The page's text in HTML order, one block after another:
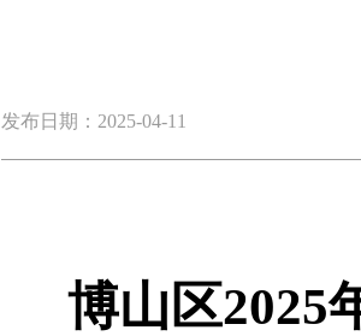
发布日期：2025-04-11
博山区2025